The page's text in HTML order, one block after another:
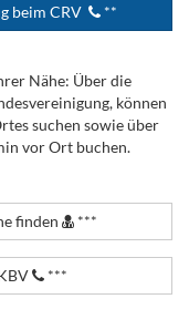
beim CRV **
Nähe: Über die
können
suchen sowie über
vor Ort buchen.
finden ***
***